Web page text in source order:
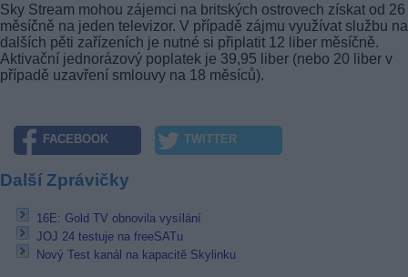
Sky Stream mohou zájemci na britských ostrovech získat od
měsíčně na jeden televizor. V případě zájmu využívat službu na
dalších pěti zařízeních je nutné si připlatit 12 liber měsíčně.
Aktivační jednorázový poplatek je 39,95 liber (nebo 20 liber v
případě uzavření smlouvy na 18 měsíců).
FACEBOOK TWITTER
Další Zprávičky
16E: Gold TV obnovila vysílání
JOJ 24 testuje na freeSATu
Nový Test kanál na kapacitě Skylinku